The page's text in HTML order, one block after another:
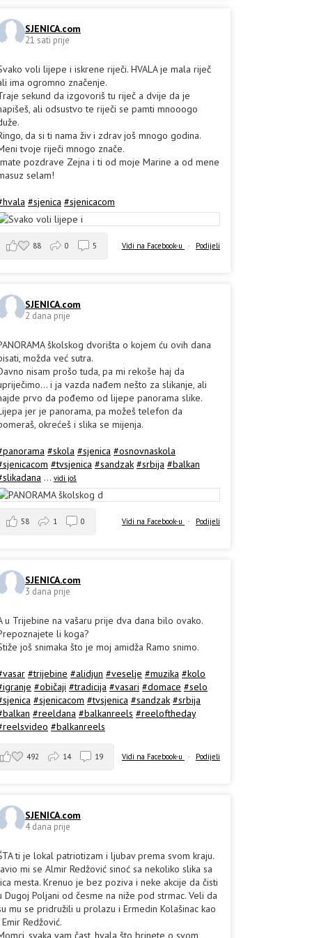
SJENICA.com
21 sati prije
voli lijepe i iskrene riječi. HVALA je mala riječ
ima ogromno značenje.
sekund da izgovoriš tu riječ a dvije da je
ali odsustvo te riječi se pamti mnooogo
da si ti nama živ i zdrav još mnogo godina.
tvoje riječi mnogo znače.
pozdrave Zejna i ti od moje Marine a od mene
selam!
#sjenica #sjenicacom
Vidi na Facebook-u · Podijeli
88 0 5
SJENICA.com
2 dana prije
školskog dvorišta o kojem ću ovih dana
možda već sutra.
nisam prošo tuda, pa mi rekoše haj da
i ja vazda nađem nešto za slikanje, ali
prvo da pođemo od lijepe panorama slike.
jer je panorama, pa možeš telefon da
okrećeš i slika se mijenja.
#skola #sjenica #osnovnaskola
#tvsjenica #sandzak #srbija #balkan
... vidi još
Vidi na Facebook-u · Podijeli
58 1 0
SJENICA.com
3 dana prije
u Trijebine na vašaru prije dva dana bilo ovako.
li koga?
još snimaka što je moj amidža Ramo snimo.
#trijebine #alidjun #veselje #muzika #kolo
#običaji #tradicija #vasari #domace #selo
#sjenicacom #tvsjenica #sandzak #srbija
#reeldana #balkanreels #reeloftheday
#balkanreels
Vidi na Facebook-u · Podijeli
492 14 19
SJENICA.com
4 dana prije
ti je lokal patriotizam i ljubav prema svom kraju.
mi se Almir Redžović sinoć sa nekoliko slika sa
mesta. Krenuo je bez poziva i neke akcije da čisti
Dugoj Poljani od česme na niže pod strmac. Veli da
mu se pridružili u prolazu i Ermedin Kolašinac kao
Redžović.
svaka vam čast, hvala što brinete o svom